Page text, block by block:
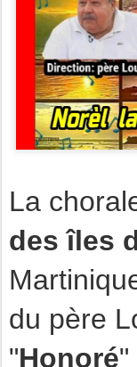
La
des îles
du père
"Honoré"